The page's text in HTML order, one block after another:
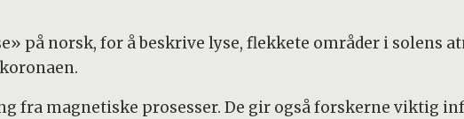
på norsk, for å beskrive lyse, flekkete områder i solens
fra magnetiske prosesser. De gir også forskerne viktig